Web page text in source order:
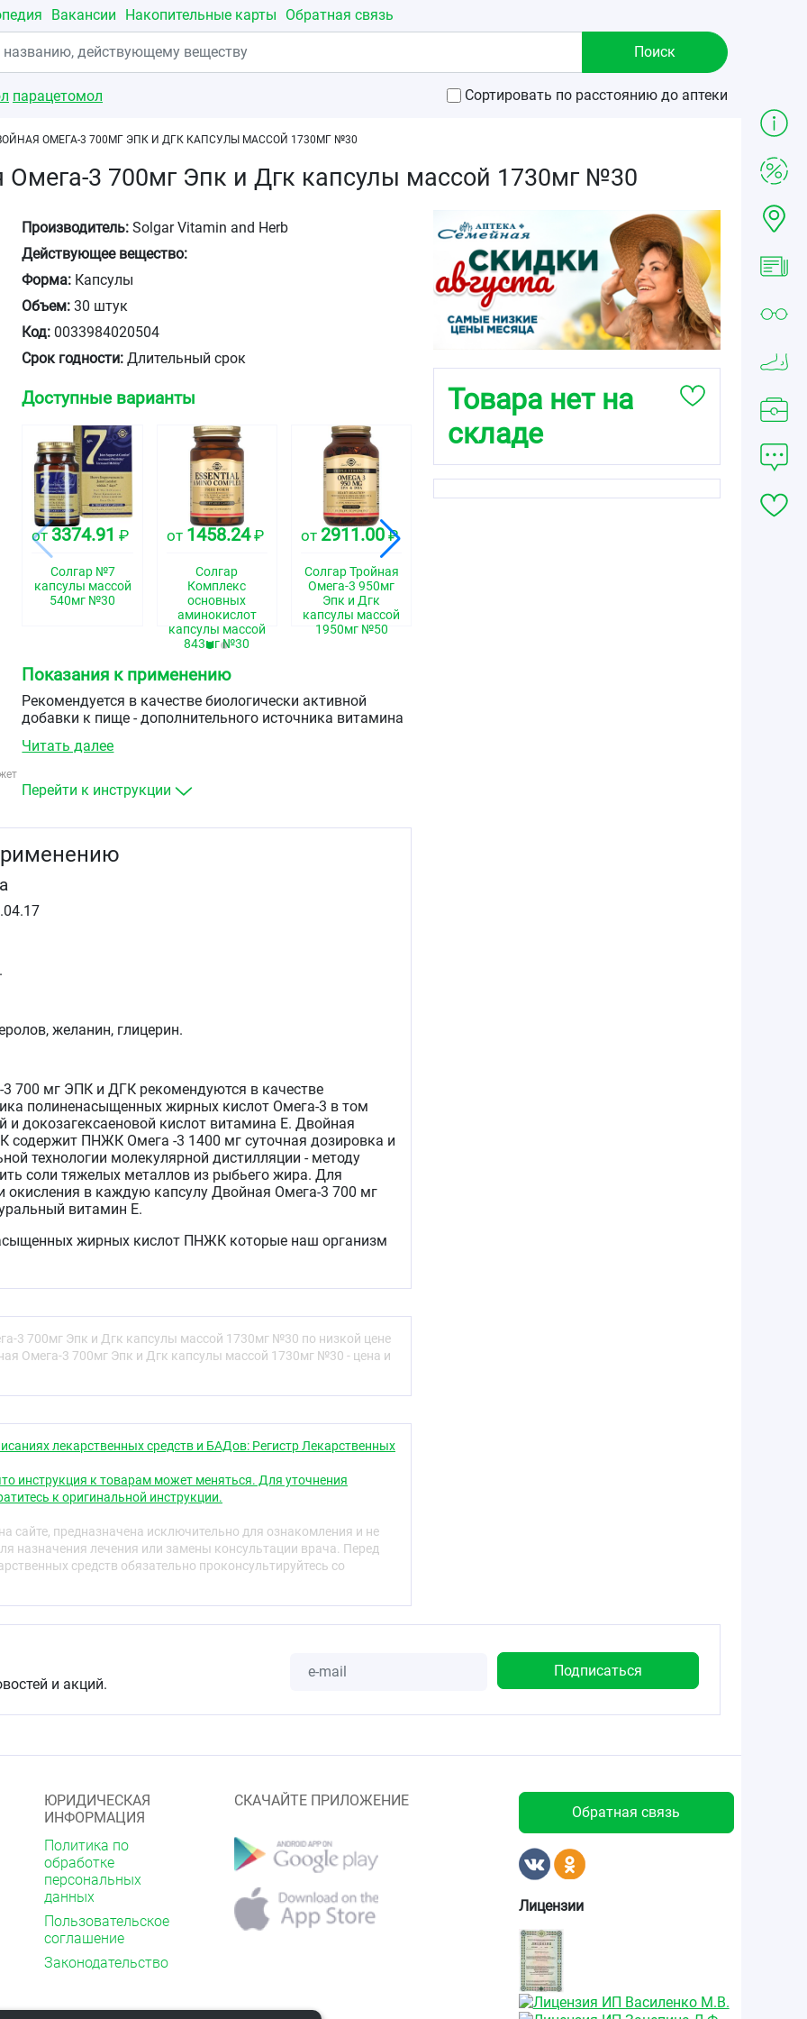
Вакансии Накопительные карты Обратная связь
парацетомол Сортировать по расстоянию до аптеки
ОМЕГА-3 700МГ ЭПК И ДГК КАПСУЛЫ МАССОЙ 1730МГ №30
Омега-3 700мг Эпк и Дгк капсулы массой 1730мг №30
Производитель: Solgar Vitamin and Herb
Действующее вещество:
Форма: Капсулы
Объем: 30 штук
Код: 0033984020504
Срок годности: Длительный срок
Доступные варианты
от 3374.91 ₽
Солгар №7
капсулы массой
540мг №30
от 1458.24₽
Солгар
Комплекс
основных
аминокислот
капсулы массой
843мг №30
от 2911.00 ₽
Солгар Тройная
Омега-3 950мг
Эпк и Дгк
капсулы массой
1950мг №50
Показания к применению
Рекомендуется в качестве биологически активной
добавки к пище - дополнительного источника витамина
Читать далее
Перейти к инструкции
желанин, глицерин.
700 мг ЭПК и ДГК рекомендуются в качестве
полиненасыщенных жирных кислот Омега-3 в том
и докозагексаеновой кислот витамина Е. Двойная
содержит ПНЖК Омега -3 1400 мг суточная дозировка и
технологии молекулярной дистилляции - методу
соли тяжелых металлов из рыбьего жира. Для
окисления в каждую капсулу Двойная Омега-3 700 мг
витамин Е.
жирных кислот ПНЖК которые наш организм
поэтому очень важно следить за
омега-3 ПНЖК с пищей. Жирные кислоты Омега-3
улучшению работы головного мозга профилактике
витамина Е и полиненасыщенных жирных кислот
в день во время еды. Продолжительность приема -
компонентов, геморрагический синдром.
принимать по рекомендации и под
добавка (БАД) к пище.
средством.
от прямого солнечного света, недоступном для
3 700мг Эпк и Дгк капсулы массой 1730мг №30 по низкой цене
Омега-3 700мг Эпк и Дгк капсулы массой 1730мг №30 - цена и
лекарственных средств и БАДов: Регистр Лекарственных
инструкция к товарам может меняться. Для уточнения
к оригинальной инструкции.
сайте, предназначена исключительно для ознакомления и не
назначения лечения или замены консультации врача. Перед
средств обязательно проконсультируйтесь со
Товара нет на
складе
и акций.
ЮРИДИЧЕСКАЯ
ИНФОРМАЦИЯ
Политика по
обработке
персональных
данных
Пользовательское
соглашение
Законодательство
СКАЧАЙТЕ ПРИЛОЖЕНИЕ
Обратная связь
Лицензии